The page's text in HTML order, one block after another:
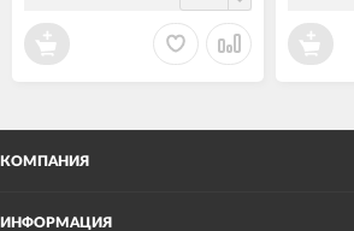
КОМПАНИЯ
ИНФОРМАЦИЯ